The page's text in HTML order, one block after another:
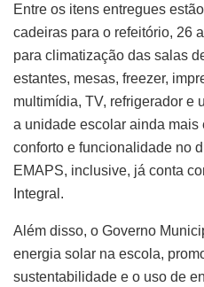
Entre os itens entregues
cadeiras para o refeitório, 26
para climatização das salas
estantes, mesas, freezer,
multimídia, TV, refrigerador e
a unidade escolar ainda
conforto e funcionalidade no
EMAPS, inclusive, já conta
Integral.
Além disso, o Governo
energia solar na escola,
sustentabilidade e o uso de